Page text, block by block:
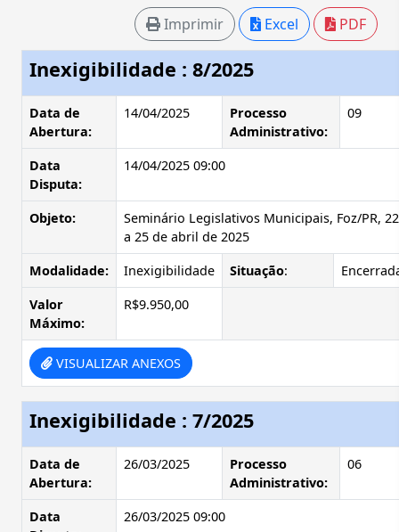
Imprimir Excel PDF
Inexigibilidade : 8/2025
Data de
Abertura:
14/04/2025
Processo
Administrativo:
09
Data
Disputa:
14/04/2025 09:00
Objeto:
Seminário Legislativos Municipais, Foz/PR, 22
a 25 de abril de 2025
Modalidade:
Inexigibilidade Situação:
Valor
Máximo:
R$9.950,00
VISUALIZAR ANEXOS
Inexigibilidade : 7/2025
Data de
Abertura:
26/03/2025
Processo
Administrativo:
06
Data
26/03/2025 09:00